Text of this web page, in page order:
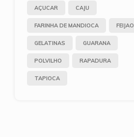
AÇUCAR CAJU
FARINHA DE MANDIOCA FEIJAO
GELATINAS GUARANA
POLVILHO RAPADURA
TAPIOCA